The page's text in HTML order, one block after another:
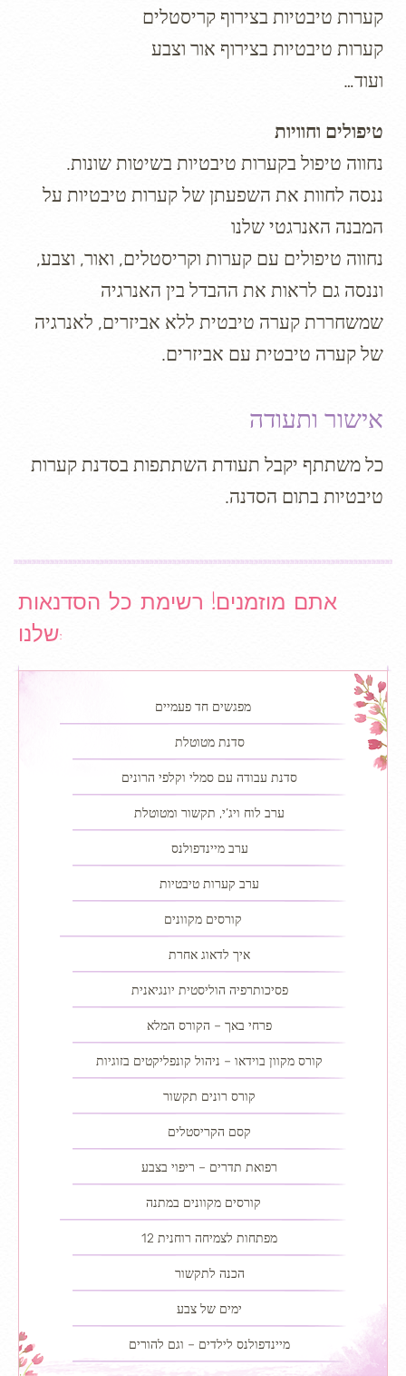
קערות טיבטיות בצירוף קריסטלים
קערות טיבטיות בצירוף אור וצבע
ועוד…
טיפולים וחוויות
נחווה טיפול בקערות טיבטיות בשיטות שונות.
ננסה לחוות את השפעתן של קערות טיבטיות על
המבנה האנרגטי שלנו
נחווה טיפולים עם קערות וקריסטלים, ואור, וצבע,
וננסה גם לראות את ההבדל בין האנרגיה
שמשחררת קערה טיבטית ללא אביזרים, לאנרגיה
של קערה טיבטית עם אביזרים.
אישור ותעודה
כל משתתף יקבל תעודת השתתפות בסדנת קערות
טיבטיות בתום הסדנה.
אתם מוזמנים! רשימת כל הסדנאות
שלנו:
מפגשים חד פעמיים
סדנת מטוטלת
סדנת עבודה עם סמלי וקלפי הרונים
ערב לוח ויג’י, תקשור ומטוטלת
ערב מיינדפולנס
ערב קערות טיבטיות
קורסים מקוונים
איך לדאוג אחרת
פסיכותרפיה הוליסטית יונגיאנית
פרחי באך – הקורס המלא
קורס מקוון בוידאו – ניהול קונפליקטים בזוגיות
קורס רונים תקשור
קסם הקריסטלים
רפואת תדרים – ריפוי בצבע
קורסים מקוונים במתנה
12 מפתחות לצמיחה רוחנית
הכנה לתקשור
ימים של צבע
מיינדפולנס לילדים – וגם להורים